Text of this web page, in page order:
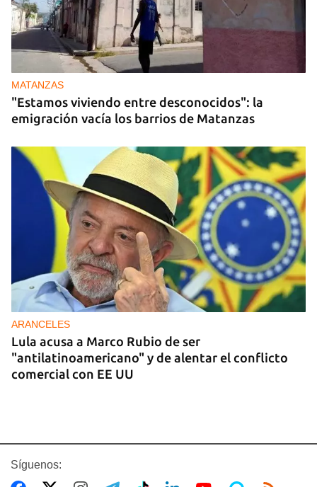
MATANZAS
"Estamos viviendo entre desconocidos": la
emigración vacía los barrios de Matanzas
ARANCELES
Lula acusa a Marco Rubio de ser
"antilatinoamericano" y de alentar el conflicto
comercial con EE UU
Síguenos: